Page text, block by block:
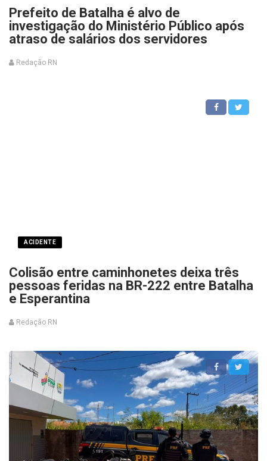
Prefeito de Batalha é alvo de
investigação do Ministério Público após
atraso de salários dos servidores
Redação RN
ACIDENTE
Colisão entre caminhonetes deixa três
pessoas feridas na BR-222 entre Batalha
e Esperantina
Redação RN